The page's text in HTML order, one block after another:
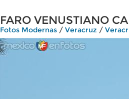
FARO VENUSTIANO
Fotos Modernas / Veracruz /